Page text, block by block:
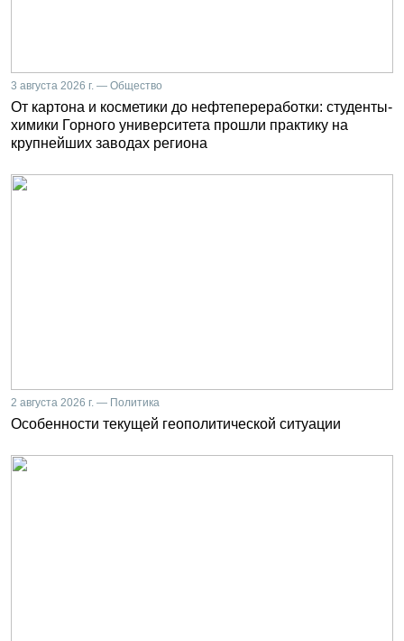
3 августа 2026 г. — Общество
От картона и косметики до нефтепереработки: студенты-
химики Горного университета прошли практику на
крупнейших заводах региона
2 августа 2026 г. — Политика
Особенности текущей геополитической ситуации